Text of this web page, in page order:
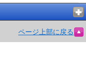
ページ上部に戻る